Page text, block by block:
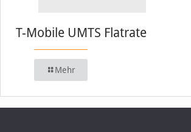
T-Mobile UMTS Flatrate
Mehr